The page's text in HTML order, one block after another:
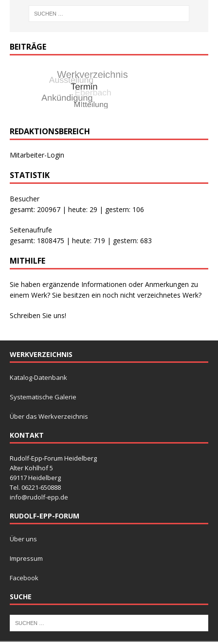
BEITRÄGE
REDAKTIONSBEREICH
Mitarbeiter-Login
STATISTIK
Besucher
gesamt: 200967 | heute: 29 | gestern: 106
Seitenaufrufe
gesamt: 1808475 | heute: 719 | gestern: 683
MITHILFE
Sie haben ergänzende Informationen oder Anmerkungen zu
einem Werk? Sie besitzen ein noch nicht verzeichnetes Werk?
Schreiben Sie uns!
WERKVERZEICHNIS
Katalog-Datenbank
Systematische Galerie
Über das Werkverzeichnis
KONTAKT
Rudolf-Epp-Forum Heidelberg
Alter Kohlhof 5
69117 Heidelberg
Tel. 06221-650888
info@rudolf-epp.de
RUDOLF-EPP-FORUM
Über uns
Impressum
Facebook
SUCHE